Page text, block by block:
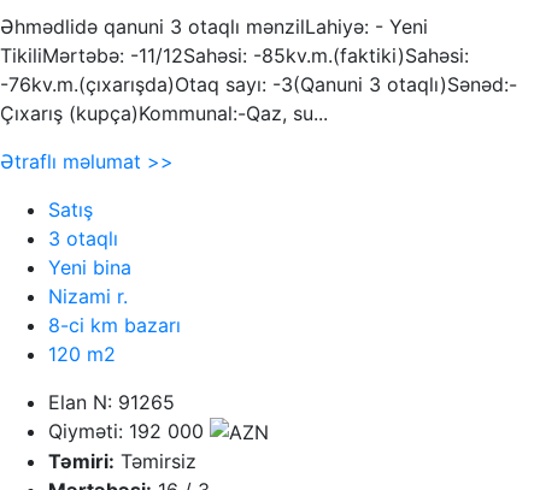
Əhmədlidə qanuni 3 otaqlı mənzilLahiyə: - Yeni
TikiliMərtəbə: -11/12Sahəsi: -85kv.m.(faktiki)Sahəsi:
-76kv.m.(çıxarışda)Otaq sayı: -3(Qanuni 3 otaqlı)Sənəd:-
Çıxarış (kupça)Kommunal:-Qaz, su...
Ətraflı məlumat >>
Satış
3 otaqlı
Yeni bina
Nizami r.
8-ci km bazarı
120 m2
Elan N: 91265
Qiyməti: 192 000
Təmiri: Təmirsiz